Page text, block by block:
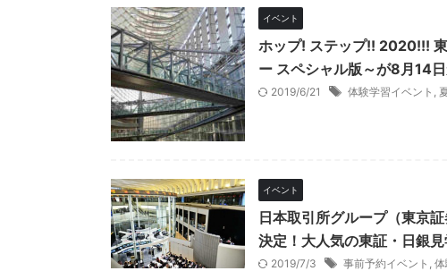
イベント
ホップ! ステップ!! 2020!!!
ー スペシャル版～が8月14
2019/6/21 体験学習イベント ,
イベント
日本取引所グループ（東京
決定！大人気の東証・日銀
2019/7/3 事前予約イベント , 体